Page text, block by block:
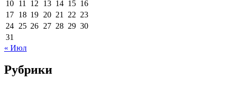
10 11 12 13 14 15 16
17 18 19 20 21 22 23
24 25 26 27 28 29 30
31
« Июл
Рубрики